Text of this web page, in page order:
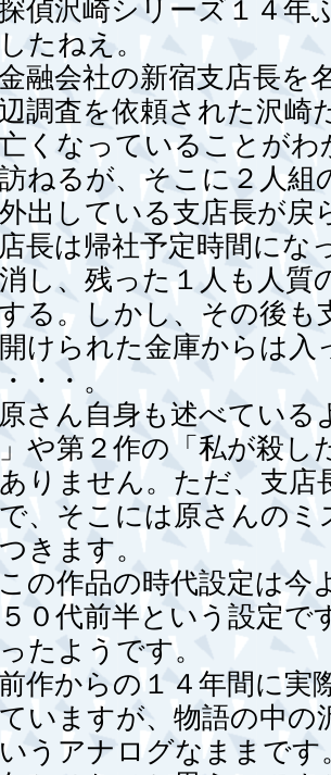
偵沢崎シリーズ１４年
たねえ。
融会社の新宿支店長を
調査を依頼された沢崎
くなっていることが
ねるが、そこに２人組
出している支店長が
長は帰社予定時間にな
し、残った１人も人質
る。しかし、その後も
けられた金庫からは
・・。
さん自身も述べている
や第２作の「私が殺し
りません。ただ、支
、そこには原さんの
きます。
の作品の時代設定は今
０代前半という設定で
たようです。
作からの１４年間に実
いますが、物語の中
うアナログなままで